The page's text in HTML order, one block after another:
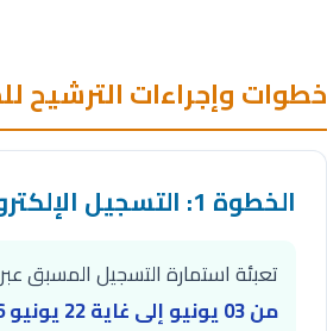
خطوات وإجراءات الترشيح
الخطوة 1: التسجيل الإلكتروني
تعبئة استمارة التسجيل المسبق
من 03 يونيو إلى غاية 22 يونيو 2026 (الساعة 15:00 زوالاً).